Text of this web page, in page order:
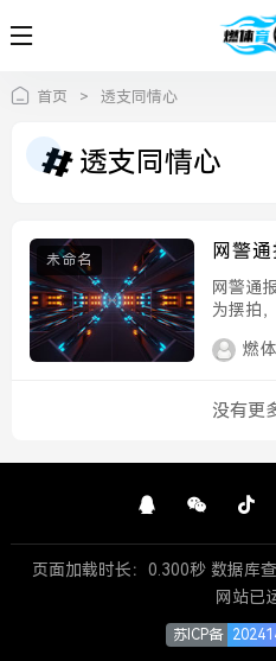
首页 > 透支同情心
透支同情心
未命名
网警
拍，
的透支
网警通
为摆拍
背了道
非法外
假信息
燃
没有更
页面加载时长：0.300秒 数据库
网站已
苏ICP备